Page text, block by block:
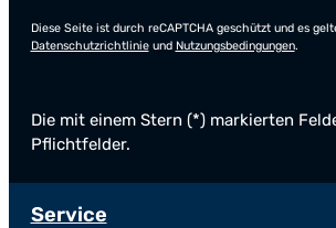
Diese Seite ist durch reCAPTCHA geschützt und es
Datenschutzrichtlinieund Nutzungsbedingungen.
Die mit einem Stern (*) markierten
Pflichtfelder.
Service